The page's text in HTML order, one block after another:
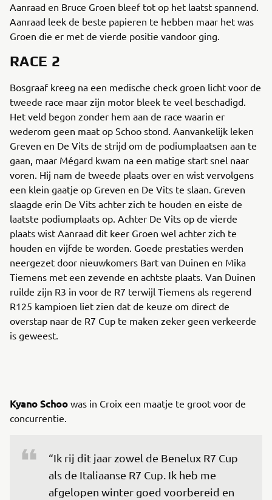
Aanraad en Bruce Groen bleef tot op het laatst spannend.
Aanraad leek de beste papieren te hebben maar het was
Groen die er met de vierde positie vandoor ging.
RACE 2
Bosgraaf kreeg na een medische check groen licht voor de
tweede race maar zijn motor bleek te veel beschadigd.
Het veld begon zonder hem aan de race waarin er
wederom geen maat op Schoo stond. Aanvankelijk leken
Greven en De Vits de strijd om de podiumplaatsen aan te
gaan, maar Mégard kwam na een matige start snel naar
voren. Hij nam de tweede plaats over en wist vervolgens
een klein gaatje op Greven en De Vits te slaan. Greven
slaagde erin De Vits achter zich te houden en eiste de
laatste podiumplaats op. Achter De Vits op de vierde
plaats wist Aanraad dit keer Groen wel achter zich te
houden en vijfde te worden. Goede prestaties werden
neergezet door nieuwkomers Bart van Duinen en Mika
Tiemens met een zevende en achtste plaats. Van Duinen
ruilde zijn R3 in voor de R7 terwijl Tiemens als regerend
R125 kampioen liet zien dat de keuze om direct de
overstap naar de R7 Cup te maken zeker geen verkeerde
is geweest.
Kyano Schoo was in Croix een maatje te groot voor de
concurrentie.
“Ik rij dit jaar zowel de Benelux R7 Cup
als de Italiaanse R7 Cup. Ik heb me
afgelopen winter goed voorbereid en